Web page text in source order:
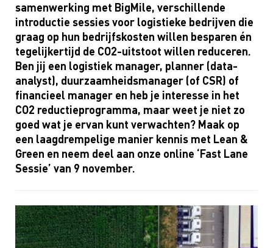
samenwerking met BigMile, verschillende
introductie sessies voor logistieke bedrijven die
graag op hun bedrijfskosten willen besparen én
tegelijkertijd de CO2-uitstoot willen reduceren.
Ben jij een logistiek manager, planner (data-
analyst), duurzaamheidsmanager (of CSR) of
financieel manager en heb je interesse in het
CO2 reductieprogramma, maar weet je niet zo
goed wat je ervan kunt verwachten? Maak op
een laagdrempelige manier kennis met Lean &
Green en neem deel aan onze online ‘Fast Lane
Sessie’ van 9 november.